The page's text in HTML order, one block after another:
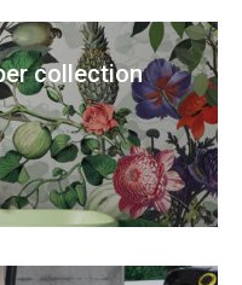
collection